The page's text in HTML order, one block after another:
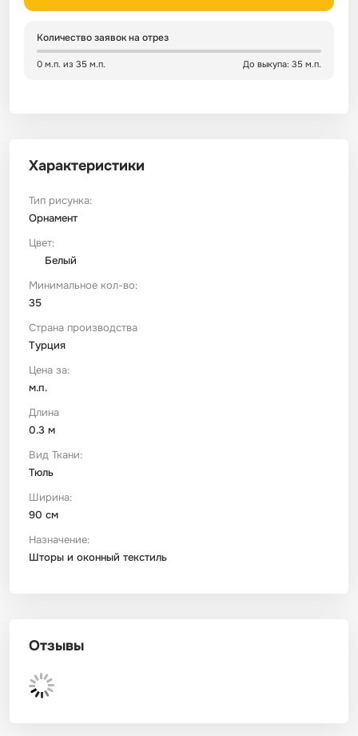
Количество заявок на отрез
0 м.п. из 35 м.п. До выкупа: 35 м.п.
Характеристики
Тип рисунка:
Орнамент
Цвет:
Белый
Минимальное кол-во:
35
Страна производства
Турция
Цена за:
м.п.
Длина
0.3 м
Вид Ткани:
Тюль
Ширина:
90 см
Назначение:
Шторы и оконный текстиль
Отзывы
Сатин
Сатин Страйп
Сатин Твил
Сетка
Ситец
Спанбонд
ТиСи Твил
Трикотаж
Фланель
Флис
Штапель
Зеленый
Детский
Город / архитектура
Морская тема
Космос
Техника / транспорт
Этнический